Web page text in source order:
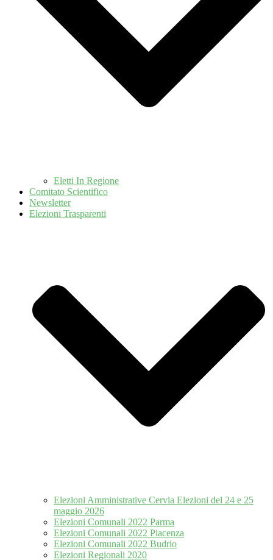
Eletti In Regione
Comitato Scientifico
Newsletter
Elezioni Trasparenti
Elezioni Amministrative Cervia Elezioni del 24 e 25
maggio 2026
Elezioni Comunali 2022 Parma
Elezioni Comunali 2022 Piacenza
Elezioni Comunali 2022 Budrio
Elezioni Regionali 2020